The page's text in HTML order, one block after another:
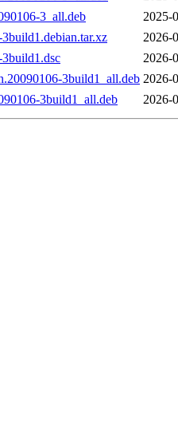
3_all.deb
2025-
2026-
2026-
3build1_all.deb 2026-
3build1_all.deb
2026-